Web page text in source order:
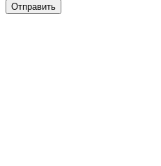
Отправить